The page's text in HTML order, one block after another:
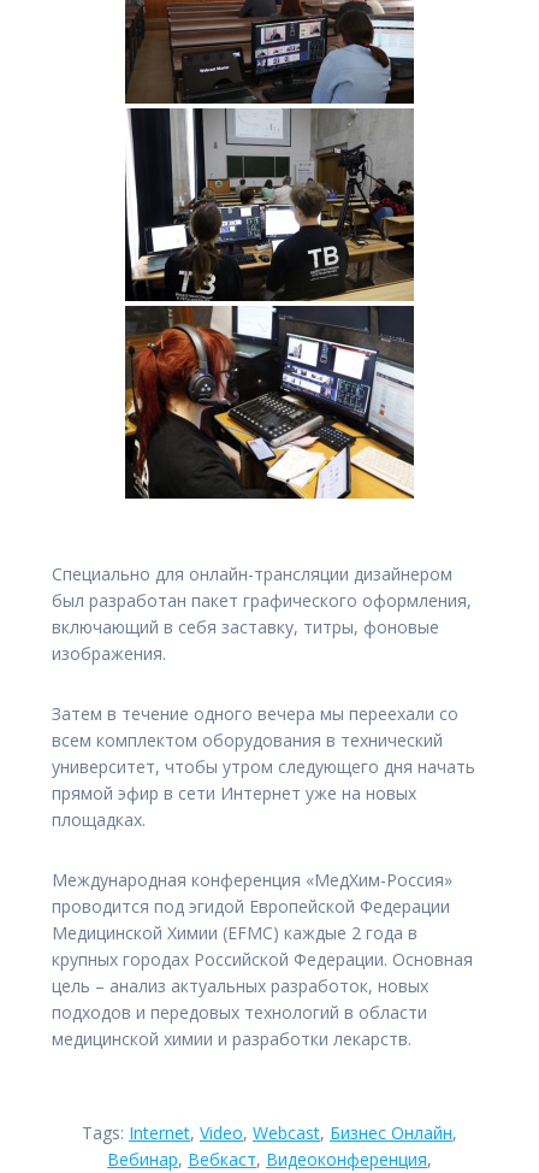
Специально для онлайн-трансляции дизайнером
был разработан пакет графического оформления,
включающий в себя заставку, титры, фоновые
изображения.
Затем в течение одного вечера мы переехали со
всем комплектом оборудования в технический
университет, чтобы утром следующего дня начать
прямой эфир в сети Интернет уже на новых
площадках.
Международная конференция «МедХим-Россия»
проводится под эгидой Европейской Федерации
Медицинской Химии (EFMC) каждые 2 года в
крупных городах Российской Федерации. Основная
цель – анализ актуальных разработок, новых
подходов и передовых технологий в области
медицинской химии и разработки лекарств.
Tags: Internet, Video, Webcast, Бизнес Онлайн,
Вебинар, Вебкаст, Видеоконференция,